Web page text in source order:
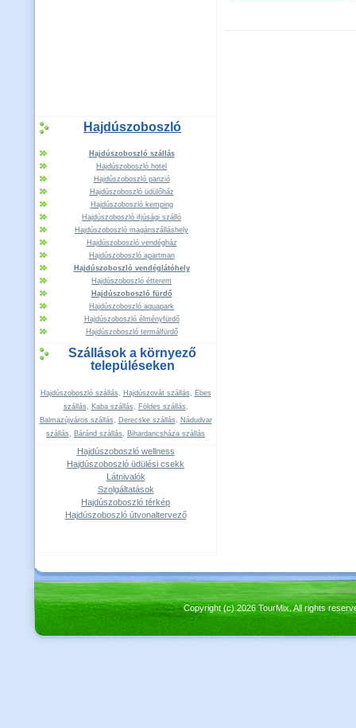
Hajdúszoboszló
Hajdúszoboszló szállás
Hajdúszoboszló hotel
Hajdúszoboszló panzió
Hajdúszoboszló üdülőház
Hajdúszoboszló kemping
Hajdúszoboszló ifjúsági szálló
Hajdúszoboszló magánszálláshely
Hajdúszoboszló vendégház
Hajdúszoboszló apartman
Hajdúszoboszló vendéglátóhely
Hajdúszoboszló étterem
Hajdúszoboszló fürdő
Hajdúszoboszló aquapark
Hajdúszoboszló élményfürdő
Hajdúszoboszló termálfürdő
Szállások a környező
településeken
Hajdúszoboszló szállás, Hajdúszovát szállás, Ebes
szállás, Kaba szállás, Földes szállás,
Balmazújváros szállás, Derecske szállás, Nádudvar
szállás, Báránd szállás, Bihardancsháza szállás
Hajdúszoboszló wellness
Hajdúszoboszló üdülési csekk
Látnivalók
Szolgáltatások
Hajdúszoboszló térkép
Hajdúszoboszló útvonaltervező
Copyright (c) 2026 TourMix. All rights